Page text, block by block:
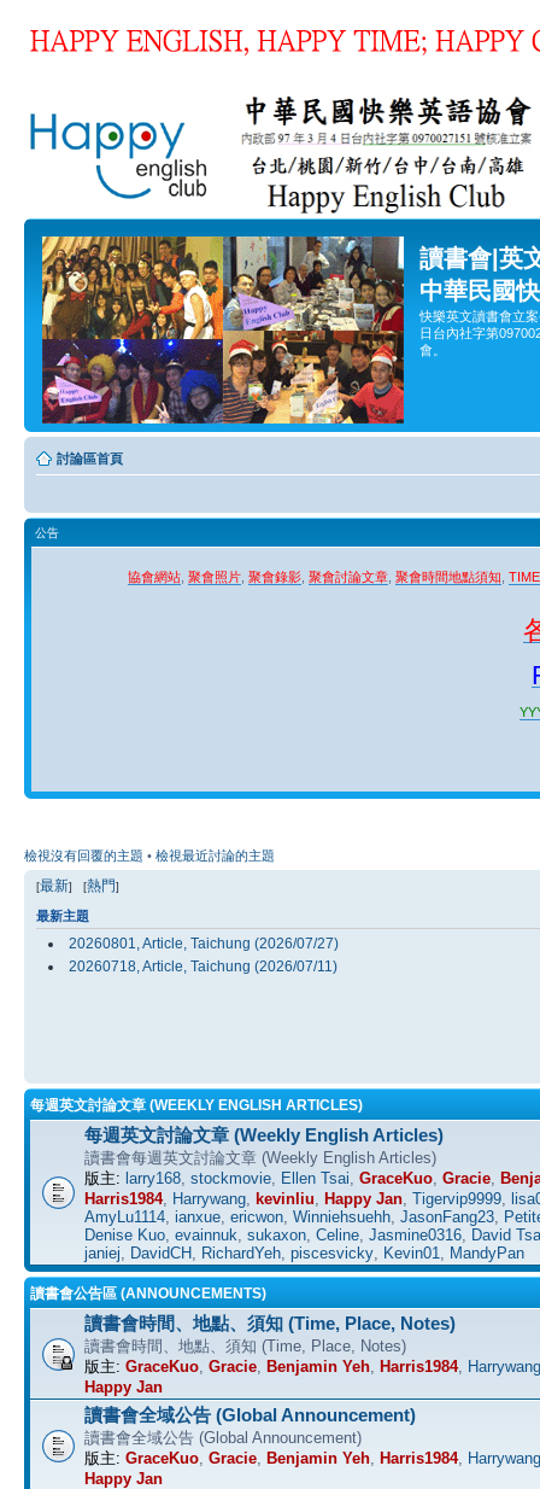
讀書會|英
中華民國
快樂英文讀書會立
日台內社字第
會。
討論區首頁
公告
協會網站 聚會照片 聚會錄影 聚會討論文章 聚會時間地點須知
檢視沒有回覆的主題 • 檢視最近討論的主題
[最新] [熱門]
最新主題
20260801, Article, Taichung (2026/07/27)
20260718, Article, Taichung (2026/07/11)
每週英文討論文章 (WEEKLY ENGLISH ARTICLES)
每週英文討論文章 (Weekly English Articles)
讀書會每週英文討論文章 (Weekly English Articles)
版主: larry168 stockmovie Ellen Tsai GraceKuo Gracie
Harris1984, Harrywang kevinliu Happy Jan Tigervip9999
AmyLu1114 ianxue ericwon Winniehsuehh JasonFang23
Denise Kuo evainnuk sukaxon Celine Jasmine0316 David
janiej
DavidCH RichardYeh piscesvicky Kevin01 MandyPan
讀書會公告區 (ANNOUNCEMENTS)
讀書會時間、地點、須知 (Time, Place, Notes)
讀書會時間、地點、須知 (Time, Place, Notes)
版主: GraceKuo Gracie Benjamin Yeh Harris1984, Harrywang
Happy Jan
讀書會全域公告 (Global Announcement)
讀書會全域公告 (Global Announcement)
版主: GraceKuo Gracie Benjamin Yeh Harris1984, Harrywang
Happy Jan